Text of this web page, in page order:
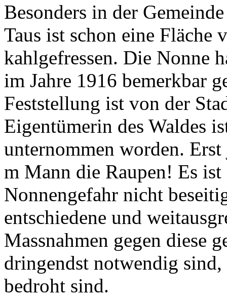
Besonders in der
Taus ist schon eine Fläche
kahlgefressen. Die Nonne
im Jahre 1916 bemerkbar
Feststellung ist von der
Eigentümerin des Waldes
unternommen worden.
m Mann die Raupen! Es
Nonnengefahr nicht
entschiedene und
Massnahmen gegen diese
dringendst notwendig
bedroht sind.